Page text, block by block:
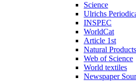
Science
Ulrichs
INSPEC
WorldCat
Article 1st
Natural Products
Web of Science
World textiles
Newspaper